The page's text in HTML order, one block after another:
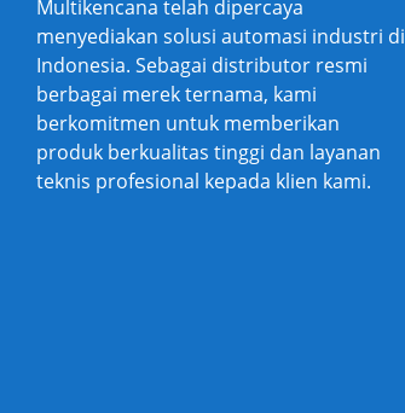
Multikencana telah dipercaya
menyediakan solusi automasi industri di
Indonesia. Sebagai distributor resmi
berbagai merek ternama, kami
berkomitmen untuk memberikan
produk berkualitas tinggi dan layanan
teknis profesional kepada klien kami.